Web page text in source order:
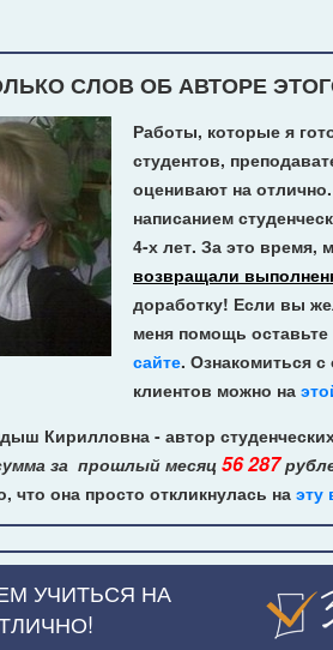
СЛОВ ОБ АВТОРЕ
Работы, которые я
студентов,
оценивают на
написанием
4-х лет. За это время,
возвращали
доработку! Если вы
меня помощь оставьте
сайте. Ознакомиться
клиентов можно на
Кирилловна - автор
за прошлый месяц 56 287
что она просто откликнулась на эту
УЧИТЬСЯ НА